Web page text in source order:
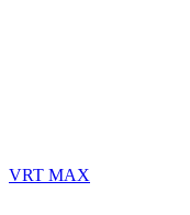
VRT MAX